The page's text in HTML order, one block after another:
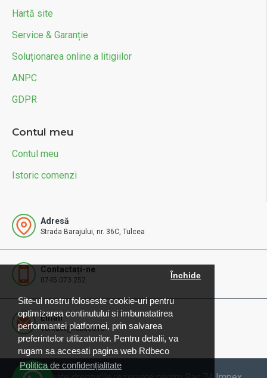
Site-ul nostru foloseste cookie-uri pentru
optimizarea continutului si imbunatatirea
performantei platformei, prin salvarea
preferintelor utilizatorilor. Pentru detalii, va
rugam sa accesati pagina web Rdbeco
Politica de confidențialitate
Închide
Hartă site
Service & Garanție
Soluționarea online a litigiilor
ANPC
GDPR
Contul meu
Contul meu
Istoric comenzi
Adresă
Strada Barajului, nr. 36C, Tulcea
Contactați-ne
0745.073.252
Email
contact@rdbeco.ro